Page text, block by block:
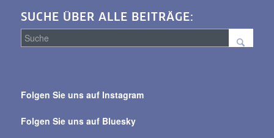
SUCHE ÜBER ALLE BEITRÄGE:
alle
Folgen Sie uns auf Instagram
Folgen Sie uns auf Bluesky